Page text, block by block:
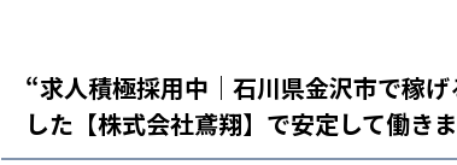
“求人積極採用中｜石川県金沢市で稼
した【株式会社鳶翔】で安定して働き